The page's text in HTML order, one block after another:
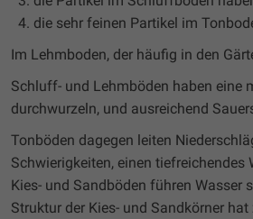
die sehr feinen Partikel im
Im Lehmboden, der häufig in den
Schluff- und Lehmböden haben eine
durchwurzeln, und ausreichend
Tonböden dagegen leiten
Schwierigkeiten, einen
Kies- und Sandböden führen Wasser
Struktur der Kies- und Sandkörner